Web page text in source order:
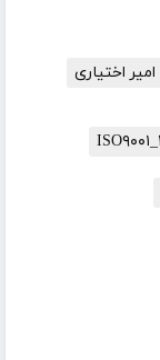
امیر اختیاری